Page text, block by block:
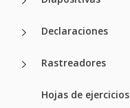
Declaraciones
Rastreadores
Hojas de ejercicios